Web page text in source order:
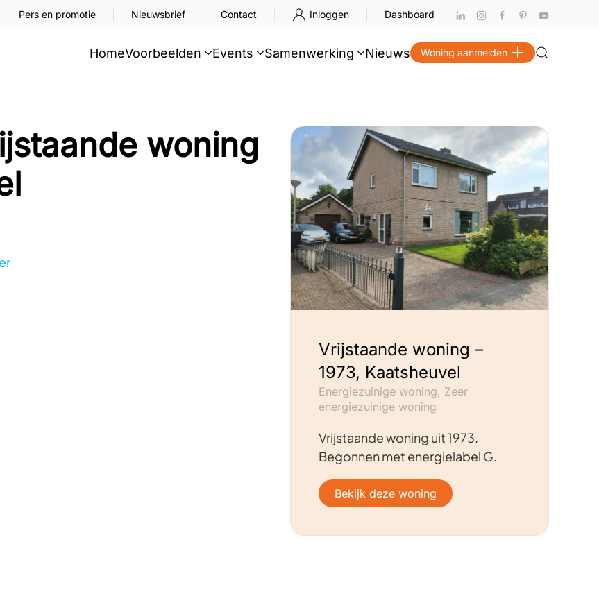
Pers en promotie Nieuwsbrief Contact Inloggen Dashboard
HomeVoorbeelden Events Samenwerking Nieuws Woning aanmelden
woning
Vrijstaande woning –
1973, Kaatsheuvel
Energiezuinige woning, Zeer
energiezuinige woning
Vrijstaande woning uit 1973.
Begonnen met energielabel G.
Bekijk deze woning